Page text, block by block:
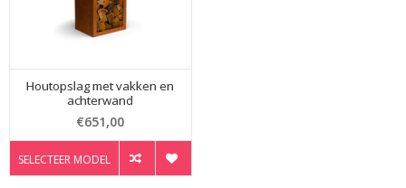
Houtopslag met vakken en
achterwand
€651,00
SELECTEER MODEL